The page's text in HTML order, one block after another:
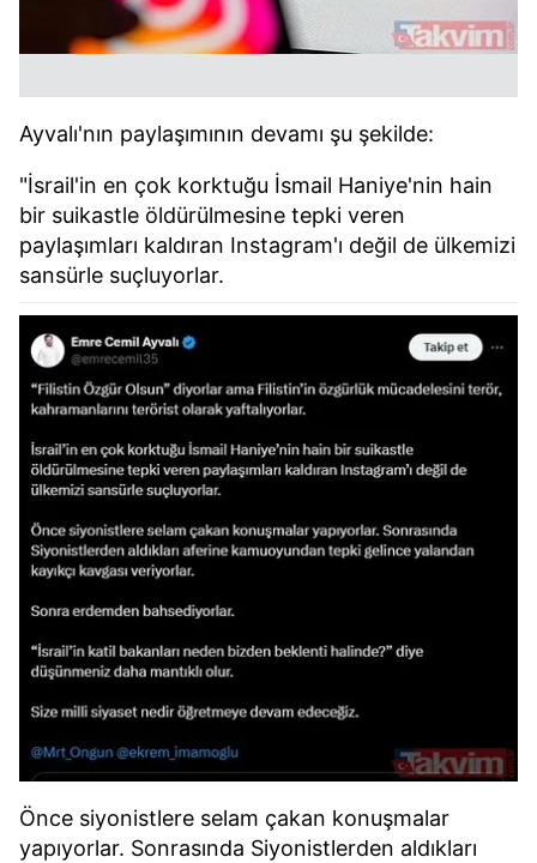
Ayvalı'nın paylaşımının devamı şu şekilde:
"İsrail'in en çok korktuğu İsmail Haniye'nin hain
bir suikastle öldürülmesine tepki veren
paylaşımları kaldıran Instagram'ı değil de ülkemizi
sansürle suçluyorlar.
Önce siyonistlere selam çakan konuşmalar
yapıyorlar. Sonrasında Siyonistlerden aldıkları